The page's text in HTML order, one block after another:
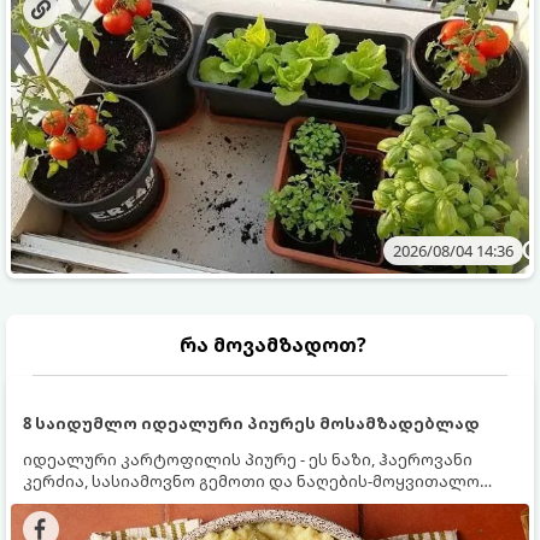
2026/08/04 14:36
რა მოვამზადოთ?
8 საიდუმლო იდეალური პიურეს მოსამზადებლად
იდეალური კარტოფილის პიურე - ეს ნაზი, ჰაეროვანი
კერძია, სასიამოვნო გემოთი და ნაღების-მოყვითალო
ფერით. მისი მომზადება ძალიან მარტივია, მაგრამ
არსებობს რამდენიმე საიდუმლო, რომლებიც უნდა